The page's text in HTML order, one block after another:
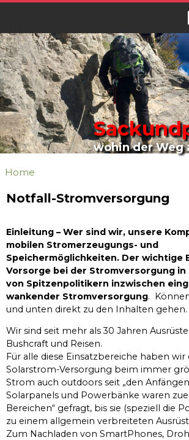
wohin der Weg
Home
Notfall-Stromversorgung
Einleitung – Wer sind wir, unsere
mobilen Stromerzeugungs- und
Speichermöglichkeiten. Der wichtige
Vorsorge bei der Stromversorgung in
von Spitzenpolitikern inzwischen
wankender Stromversorgung.
und unten direkt zu den Inhalten gehen.
Wir sind seit mehr als 30 Jahren
Bushcraft und Reisen.
Für alle diese Einsatzbereiche haben wir
Solarstrom-Versorgung beim immer
Strom auch outdoors seit „den
Solarpanels und Powerbänke waren
Bereichen“ gefragt, bis sie (speziell die
zu einem allgemein verbreiteten
Zum Nachladen von SmartPhones,